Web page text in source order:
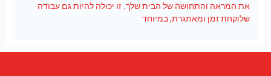
את המראה והתחושה של הבית שלך. זו יכולה להיות גם עבודה
שלוקחת זמן ומאתגרת, במיוחד